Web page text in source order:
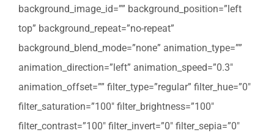
background_image_id=”” background_position=”left
top” background_repeat=”no-repeat”
background_blend_mode=”none” animation_type=””
animation_direction=”left” animation_speed=”0.3″
animation_offset=”” filter_type=”regular” filter_hue=”0″
filter_saturation=”100″ filter_brightness=”100″
filter_contrast=”100″ filter_invert=”0″ filter_sepia=”0″